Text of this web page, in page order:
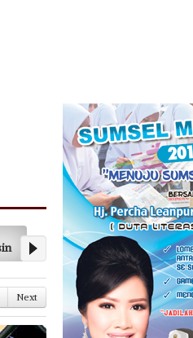
07/02/2018
Siap Amankan Pilkada
Next